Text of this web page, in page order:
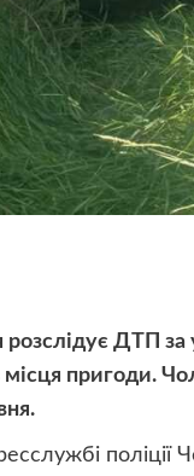
ДТП за
місця пригоди.
поліції